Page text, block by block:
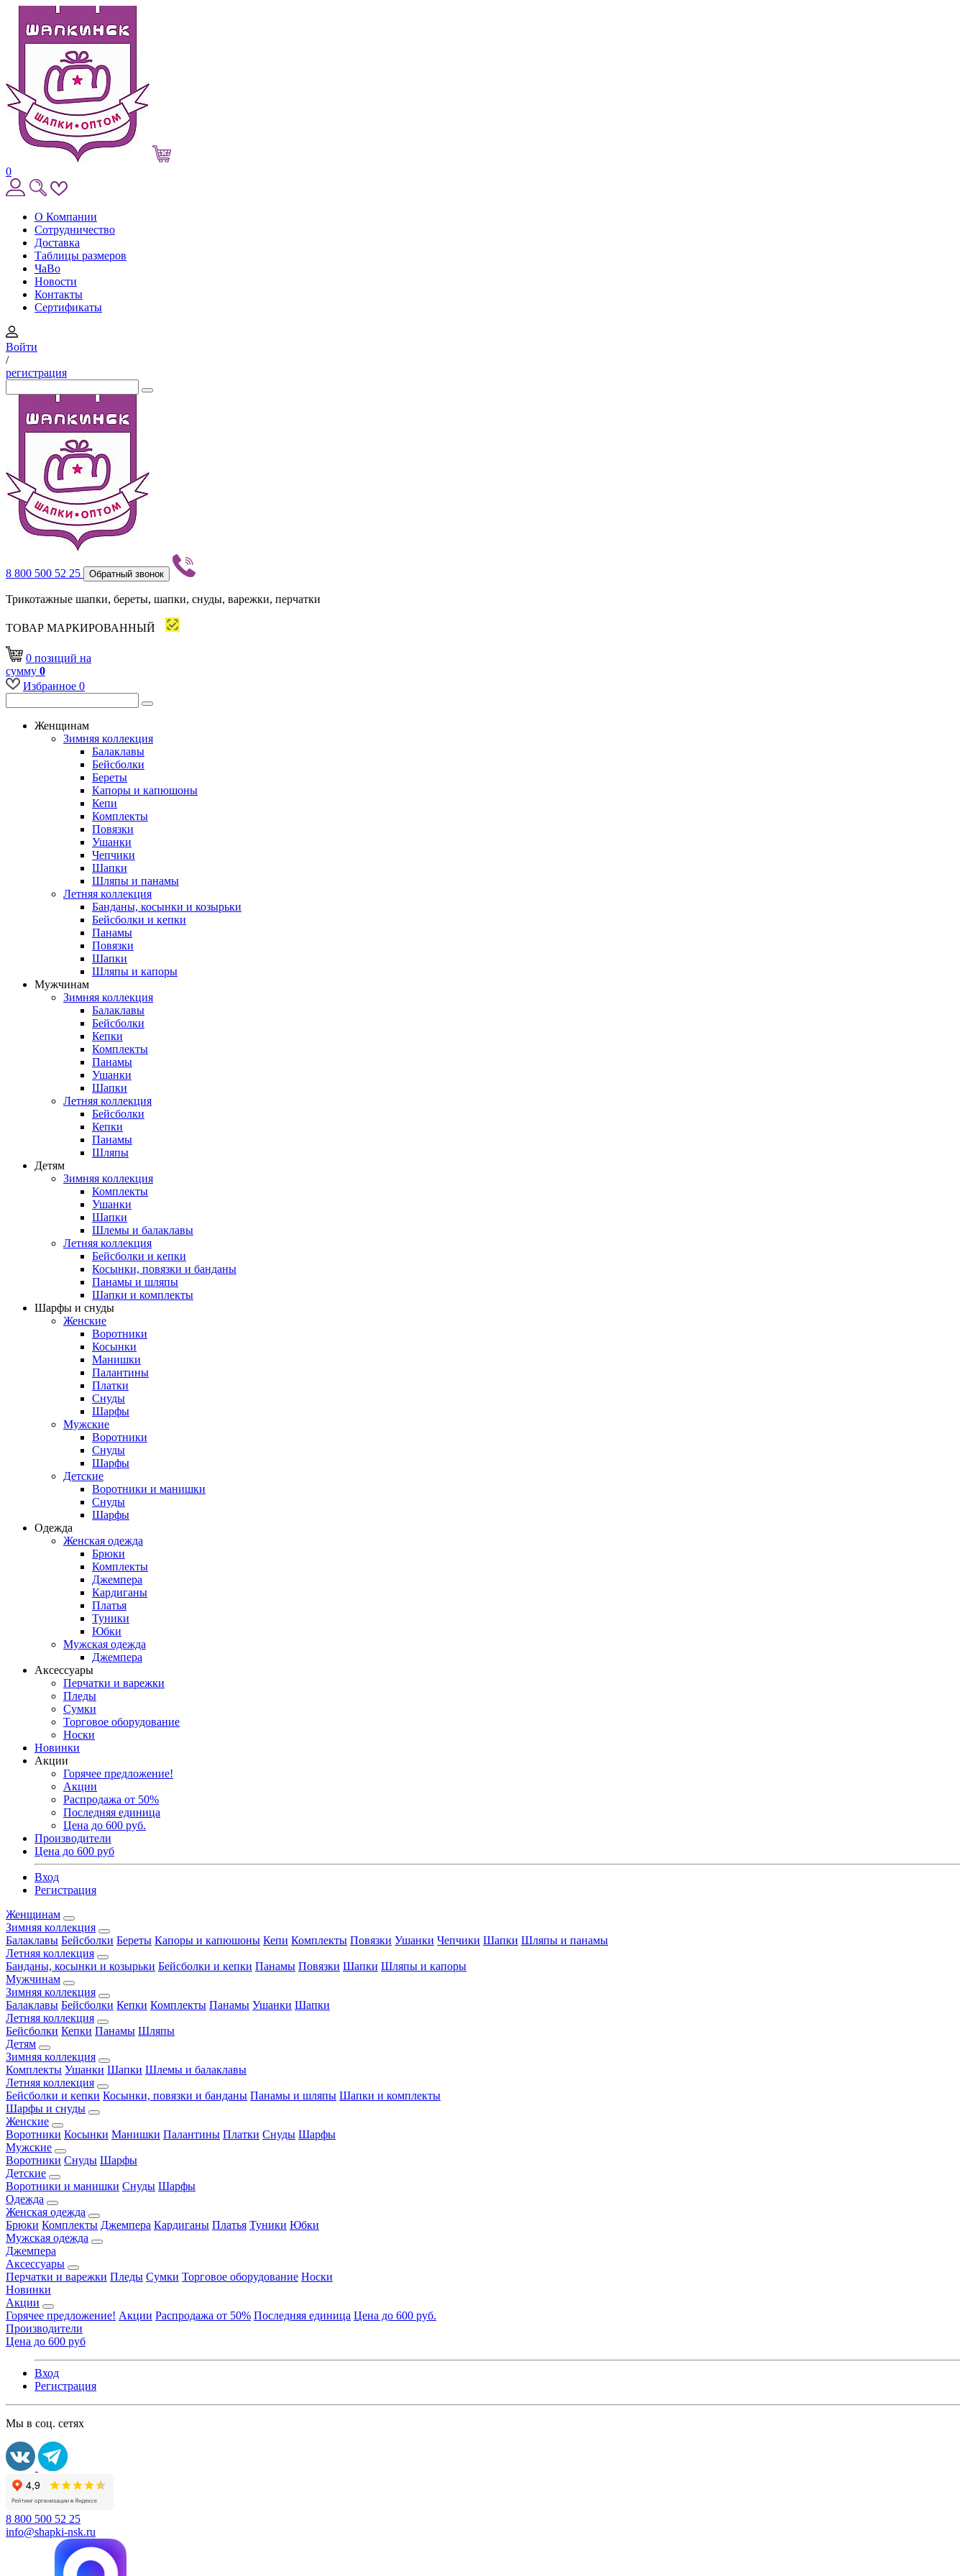
0
О Компании
Сотрудничество
Доставка
Таблицы размеров
ЧаВо
Новости
Контакты
Сертификаты
Войти
/
регистрация
8 800 500 52 25 Обратный звонок
Трикотажные шапки, береты, шапки, снуды, варежки, перчатки
ТОВАР МАРКИРОВАННЫЙ
0 позиций на
сумму 0
Избранное 0
Женщинам
Зимняя коллекция
Балаклавы
Бейсболки
Береты
Капоры и капюшоны
Кепи
Комплекты
Повязки
Ушанки
Чепчики
Шапки
Шляпы и панамы
Летняя коллекция
Банданы, косынки и козырьки
Бейсболки и кепки
Панамы
Повязки
Шапки
Шляпы и капоры
Мужчинам
Зимняя коллекция
Балаклавы
Бейсболки
Кепки
Комплекты
Панамы
Ушанки
Шапки
Летняя коллекция
Бейсболки
Кепки
Панамы
Шляпы
Детям
Зимняя коллекция
Комплекты
Ушанки
Шапки
Шлемы и балаклавы
Летняя коллекция
Бейсболки и кепки
Косынки, повязки и банданы
Панамы и шляпы
Шапки и комплекты
Шарфы и снуды
Женские
Воротники
Косынки
Манишки
Палантины
Платки
Снуды
Шарфы
Мужские
Воротники
Снуды
Шарфы
Детские
Воротники и манишки
Снуды
Шарфы
Одежда
Женская одежда
Брюки
Комплекты
Джемпера
Кардиганы
Платья
Туники
Юбки
Мужская одежда
Джемпера
Аксессуары
Перчатки и варежки
Пледы
Сумки
Торговое оборудование
Носки
Новинки
Акции
Горячее предложение!
Акции
Распродажа от 50%
Последняя единица
Цена до 600 руб.
Производители
Цена до 600 руб
Вход
Регистрация
Женщинам
Зимняя коллекция
Балаклавы Бейсболки Береты Капоры и капюшоны Кепи Комплекты Повязки Ушанки Чепчики Шапки Шляпы и панамы
Летняя коллекция
Банданы, косынки и козырьки Бейсболки и кепки Панамы Повязки Шапки Шляпы и капоры
Мужчинам
Зимняя коллекция
Балаклавы Бейсболки Кепки Комплекты Панамы Ушанки Шапки
Летняя коллекция
Бейсболки Кепки Панамы Шляпы
Детям
Зимняя коллекция
Комплекты Ушанки Шапки Шлемы и балаклавы
Летняя коллекция
Бейсболки и кепки Косынки, повязки и банданы Панамы и шляпы Шапки и комплекты
Шарфы и снуды
Женские
Воротники Косынки Манишки Палантины Платки Снуды Шарфы
Мужские
Воротники Снуды Шарфы
Детские
Воротники и манишки Снуды Шарфы
Одежда
Женская одежда
Брюки Комплекты Джемпера Кардиганы Платья Туники Юбки
Мужская одежда
Джемпера
Аксессуары
Перчатки и варежки Пледы Сумки Торговое оборудование Носки
Новинки
Акции
Горячее предложение! Акции Распродажа от 50% Последняя единица Цена до 600 руб.
Производители
Цена до 600 руб
Вход
Регистрация
Мы в соц. сетях
8 800 500 52 25
info@shapki-nsk.ru